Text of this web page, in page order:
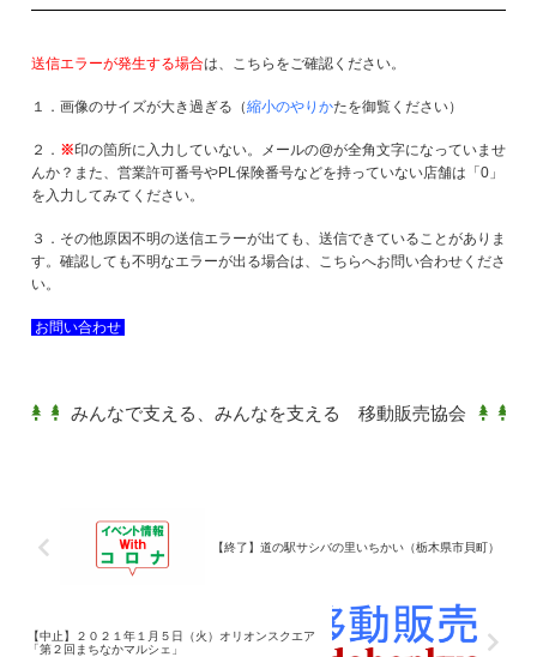
送信エラーが発生する場合は、こちらをご確認ください。
１．画像のサイズが大き過ぎる（縮小のやりかたを御覧ください）
２． ※印の箇所に入力していない。メールの@が全角文字になっていませ
んか？また、営業許可番号やPL保険番号などを持っていない店舗は「0」
を入力してみてください。
３．その他原因不明の送信エラーが出ても、送信できていることがありま
す。確認しても不明なエラーが出る場合は、こちらへお問い合わせくださ
い。
お問い合わせ
みんなで支える、みんなを支える 移動販売協会
【終了】道の駅サシバの里いちかい（栃木県市貝町）
【中止】２０２１年１月５日（火）オリオンスクエア
「第２回まちなかマルシェ」